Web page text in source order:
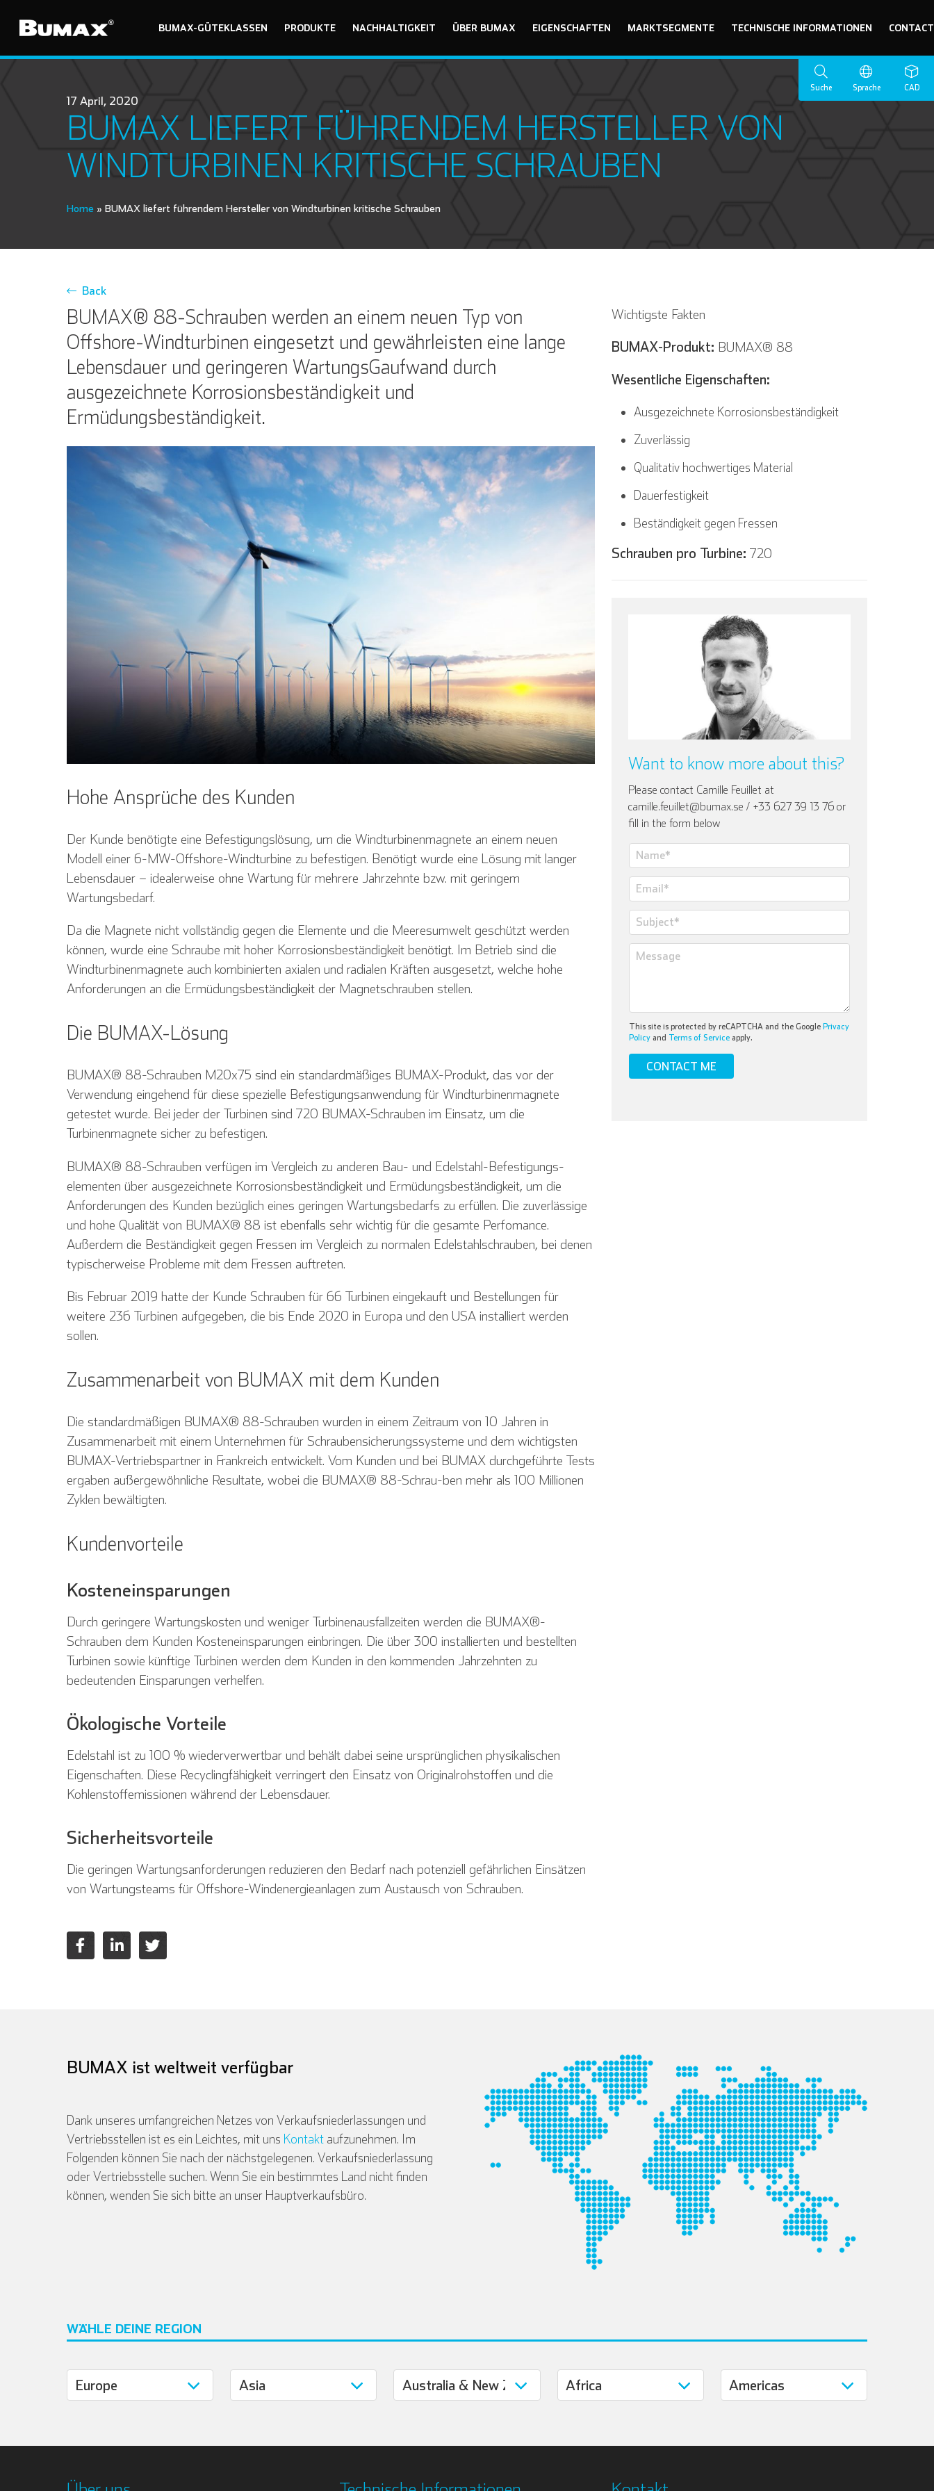
BUMAX-GÜTEKLASSEN PRODUKTE NACHHALTIGKEIT ÜBER BUMAX EIGENSCHAFTEN MARKTSEGMENTE TECHNISCHE INFORMATIONEN CONTACT
Suche Sprache CAD
English Deutsch Español Français
17 April, 2020
BUMAX LIEFERT FÜHRENDEM HERSTELLER VON
WINDTURBINEN KRITISCHE SCHRAUBEN
Home » BUMAX liefert führendem Hersteller von Windturbinen kritische Schrauben
Back
BUMAX® 88-Schrauben werden an einem neuen Typ von
Offshore-Windturbinen eingesetzt und gewährleisten eine lange
Lebensdauer und geringeren Wartungs¬aufwand durch
ausgezeichnete Korrosionsbeständigkeit und
Ermüdungsbeständigkeit.
Hohe Ansprüche des Kunden
Der Kunde benötigte eine Befestigungslösung, um die Windturbinenmagnete an einem neuen
Modell einer 6-MW-Offshore-Windturbine zu befestigen. Benötigt wurde eine Lösung mit langer
Lebensdauer – idealerweise ohne Wartung für mehrere Jahrzehnte bzw. mit geringem
Wartungsbedarf.
Da die Magnete nicht vollständig gegen die Elemente und die Meeresumwelt geschützt werden
können, wurde eine Schraube mit hoher Korrosionsbeständigkeit benötigt. Im Betrieb sind die
Windturbinenmagnete auch kombinierten axialen und radialen Kräften ausgesetzt, welche hohe
Anfor­derungen an die Ermüdungsbeständigkeit der Magnetschrauben stellen.
Die BUMAX-Lösung
BUMAX® 88-Schrauben M20x75 sind ein standardmäßiges BUMAX-Produkt, das vor der
Verwendung eingehend für diese spezielle Befestigungsan­wendung für Windturbinenmagnete
getestet wurde. Bei jeder der Turbinen sind 720 BUMAX-Schrauben im Einsatz, um die
Turbinenmagnete sicher zu befestigen.
BUMAX® 88-Schrauben verfügen im Vergleich zu anderen Bau- und Edelstahl-Befestigungs-
elementen über ausgezeichnete Korrosionsbeständigkeit und Ermüdungsbeständigkeit, um die
Anfor­derungen des Kunden bezüglich eines geringen Wartungsbedarfs zu erfüllen. Die zuverlässige
und hohe Qualität von BUMAX® 88 ist ebenfalls sehr wichtig für die gesamte Perfomance.
Außerdem die Beständigkeit gegen Fressen im Vergleich zu normalen Edelstahlschrauben, bei denen
typischerweise Probleme mit dem Fressen auftreten.
Bis Februar 2019 hatte der Kunde Schrauben für 66 Turbinen eingekauft und Bestellungen für
weitere 236 Turbinen aufgegeben, die bis Ende 2020 in Europa und den USA installiert werden
sollen.
Zusammenarbeit von BUMAX mit dem Kunden
Die standardmäßigen BUMAX® 88-Schrauben wurden in einem Zeitraum von 10 Jahren in
Zusammenarbeit mit einem Unternehmen für Schraubensicherungssysteme und dem wichtigsten
BUMAX-Vertriebspartner in Frankreich entwickelt. Vom Kunden und bei BUMAX durchgeführte Tests
ergaben außergewöhnliche Resultate, wobei die BUMAX® 88-Schrau-ben mehr als 100 Millionen
Zyklen bewältigten.
Kundenvorteile
Kosteneinsparungen
Durch geringere Wartungskosten und weniger Turbinenausfallzeiten werden die BUMAX®-
Schrauben dem Kunden Kosteneinsparungen einbringen. Die über 300 installierten und bestellten
Turbinen sowie künftige Turbinen werden dem Kunden in den kommenden Jahrzehnten zu
bedeutenden Einsparungen verhelfen.
Ökologische Vorteile
Edelstahl ist zu 100 % wiederverwertbar und behält dabei seine ursprünglichen physikali­schen
Eigenschaften. Diese Recyclingfähigkeit verringert den Einsatz von Originalrohstoffen und die
Kohlenstoffemissionen während der Lebensdauer.
Sicherheitsvorteile
Die geringen Wartungsanforderungen reduzieren den Bedarf nach potenziell gefährlichen Einsätzen
von Wartungsteams für Offshore-Windenergieanlagen zum Austausch von Schrauben.
Wichtigste Fakten
BUMAX-Produkt: BUMAX® 88
Wesentliche Eigenschaften:
Ausgezeichnete Korrosionsbeständigkeit
Zuverlässig
Qualitativ hochwertiges Material
Dauerfestigkeit
Beständigkeit gegen Fressen
Schrauben pro Turbine: 720
Want to know more about this?
Please contact Camille Feuillet at
camille.feuillet@bumax.se / +33 627 39 13 76 or
fill in the form below
This site is protected by reCAPTCHA and the Google Privacy
Policyand Terms of Serviceapply.
BUMAX ist weltweit verfügbar
Dank unseres umfangreichen Netzes von Verkaufsniederlassungen und
Vertriebsstellen ist es ein Leichtes, mit uns Kontakt aufzunehmen. Im
Folgenden können Sie nach der nächstgelegenen. Verkaufsniederlassung
oder Vertriebsstelle suchen. Wenn Sie ein bestimmtes Land nicht finden
können, wenden Sie sich bitte an unser Hauptverkaufsbüro.
WÄHLE DEINE REGION